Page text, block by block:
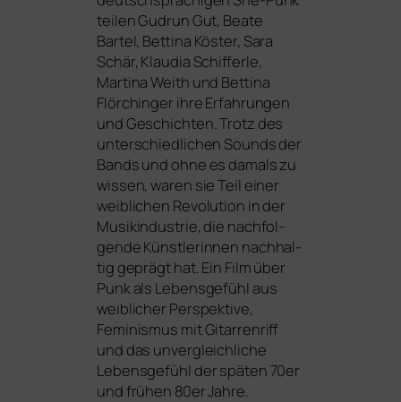
tei­len Gudrun Gut, Beate
Bartel, Bettina Köster, Sara
Schär, Klaudia Schifferle,
Martina Weith und Bettina
Flörchinger ihre Erfahrungen
und Geschichten. Trotz des
unter­schied­li­chen Sounds der
Bands und ohne es damals zu
wis­sen, waren sie Teil einer
weib­li­chen Revolution in der
Musikindustrie, die nach­fol­
gen­de Künstlerinnen nach­hal­
tig geprägt hat. Ein Film über
Punk als Lebensgefühl aus
weib­li­cher Perspektive,
Feminismus mit Gitarrenriff
und das unver­gleich­li­che
Lebensgefühl der spä­ten 70er
und frü­hen 80er Jahre.